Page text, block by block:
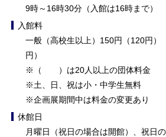
9時～16時30分（入館は16時まで）
入館料
一般（高校生以上）150円（120円
円）
※（ ）は20人以上の団体料金
※土、日、祝は小・中学生無料
※企画展期間中は料金の変更あり
休館日
月曜日（祝日の場合は開館）、祝日